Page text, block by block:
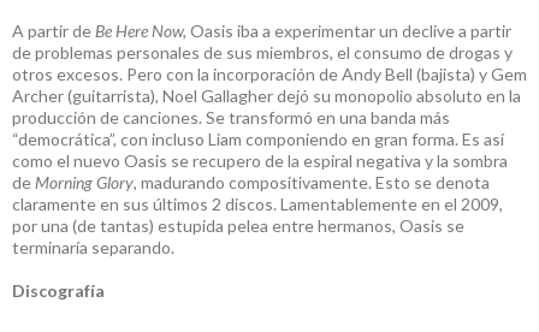
A partir de Be Here Now, Oasis iba a experimentar un declive a partir
de problemas personales de sus miembros, el consumo de drogas y
otros excesos. Pero con la incorporación de Andy Bell (bajista) y Gem
Archer (guitarrista), Noel Gallagher dejó su monopolio absoluto en la
producción de canciones. Se transformó en una banda más
“democrática”, con incluso Liam componiendo en gran forma. Es así
como el nuevo Oasis se recupero de la espiral negativa y la sombra
de Morning Glory, madurando compositivamente. Esto se denota
claramente en sus últimos 2 discos. Lamentablemente en el 2009,
por una (de tantas) estupida pelea entre hermanos, Oasis se
terminaría separando.
Discografía